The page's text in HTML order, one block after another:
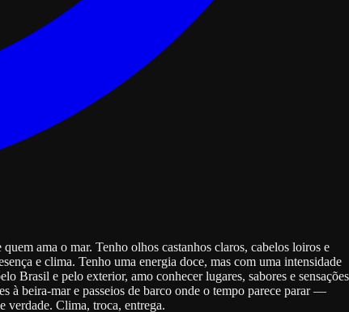
ama o mar. Tenho olhos castanhos claros, cabelos loiros e
e clima. Tenho uma energia doce, mas com uma intensidade
Brasil e pelo exterior, amo conhecer lugares, sabores e sensações
à beira-mar e passeios de barco onde o tempo parece parar —
verdade. Clima, troca, entrega.